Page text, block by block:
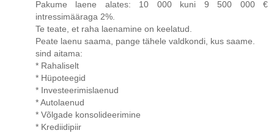
Pakume laene alates: 10 000 kuni 9 500 000 €
intressimääraga 2%.
Te teate, et raha laenamine on keelatud.
Peate laenu saama, pange tähele valdkondi, kus saame.
sind aitama:
* Rahaliselt
* Hüpoteegid
* Investeerimislaenud
* Autolaenud
* Võlgade konsolideerimine
* Krediidipiir